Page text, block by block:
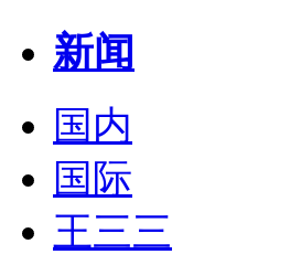
新闻
国内
国际
王三三